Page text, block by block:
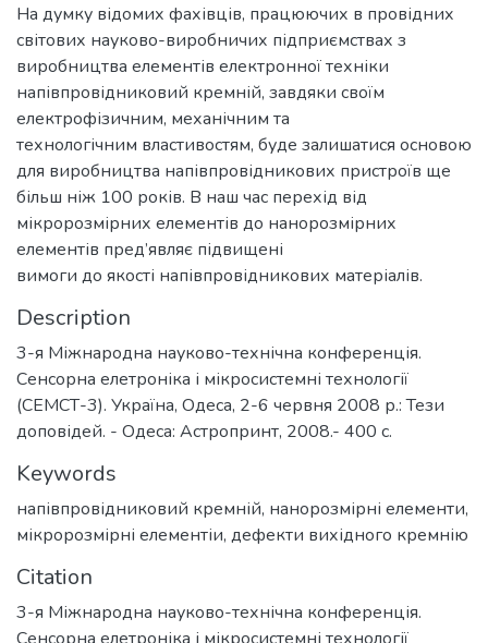
На думку відомих фахівців, працюючих в провідних
світових науково-виробничих підприємствах з
виробництва елементів електронної техніки
напівпровідниковий кремній, завдяки своїм
електрофізичним, механічним та
технологічним властивостям, буде залишатися основою
для виробництва напівпровідникових пристроїв ще
більш ніж 100 років. В наш час перехід від
мікророзмірних елементів до нанорозмірних
елементів пред’являє підвищені
вимоги до якості напівпровідникових матеріалів.
Description
3-я Міжнародна науково-технічна конференція.
Сенсорна елетроніка і мікросистемні технології
(СЕМСТ-3). Україна, Одеса, 2-6 червня 2008 р.: Тези
доповідей. - Одеса: Астропринт, 2008.- 400 с.
Keywords
напівпровідниковий кремній, нанорозмірні елементи,
мікророзмірні елементіи, дефекти вихідного кремнію
Citation
3-я Міжнародна науково-технічна конференція.